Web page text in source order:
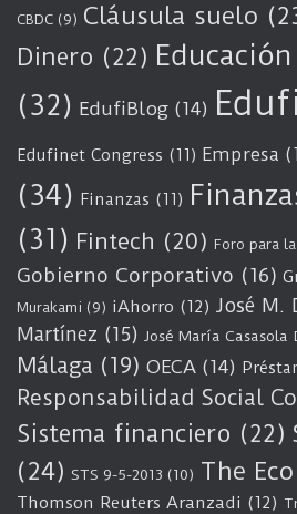
CBDC (9) Cláusula suelo
Dinero (22)
(32) EdufiBlog (14)
Edufinet Congress (11) Empresa
(34) Finanzas (11)
(31) Fintech (20) Foro para
Gobierno Corporativo (16)
Murakami (9) iAhorro (12) José M.
Martínez (15) José María Casasola
Málaga (19) OECA (14)
Responsabilidad Social
Sistema financiero (22)
(24) STS 9-5-2013 (10) The
Thomson Reuters Aranzadi (12)